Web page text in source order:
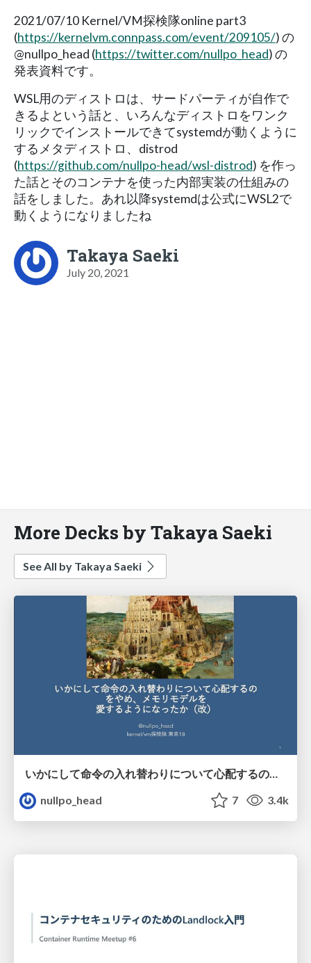
2021/07/10 Kernel/VM探検隊online part3
(https://kernelvm.connpass.com/event/209105/) の
@nullpo_head (https://twitter.com/nullpo_head) の
発表資料です。
WSL用のディストロは、サードパーティが自作で
きるよという話と、いろんなディストロをワンク
リックでインストールできてsystemdが動くように
するメタディストロ、distrod
(https://github.com/nullpo-head/wsl-distrod) を作っ
た話とそのコンテナを使った内部実装の仕組みの
話をしました。あれ以降systemdは公式にWSL2で
動くようになりましたね
Takaya Saeki
July 20, 2021
More Decks by Takaya Saeki
See All by Takaya Saeki
いかにして命令の入れ替わりについて心配するのをやめ、メモリモデルを 愛するようになったか（改）
nullpo_head
7 3.4k